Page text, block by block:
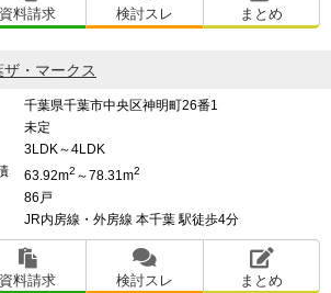
段でそれなりのデベロッパーだった
居者・契約者の方からのクチコミを
資料請求 検討スレ まとめ
・マークス
千葉県千葉市中央区神明町26番1
未定
3LDK～4LDK
63.92m2 ～78.31m2
86戸
JR内房線・外房線 本千葉 駅徒歩4分
資料請求 検討スレ まとめ